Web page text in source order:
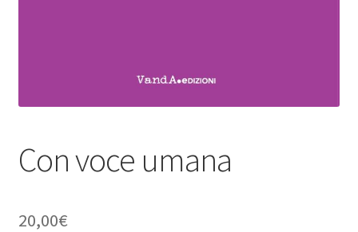
Con voce umana
20,00€